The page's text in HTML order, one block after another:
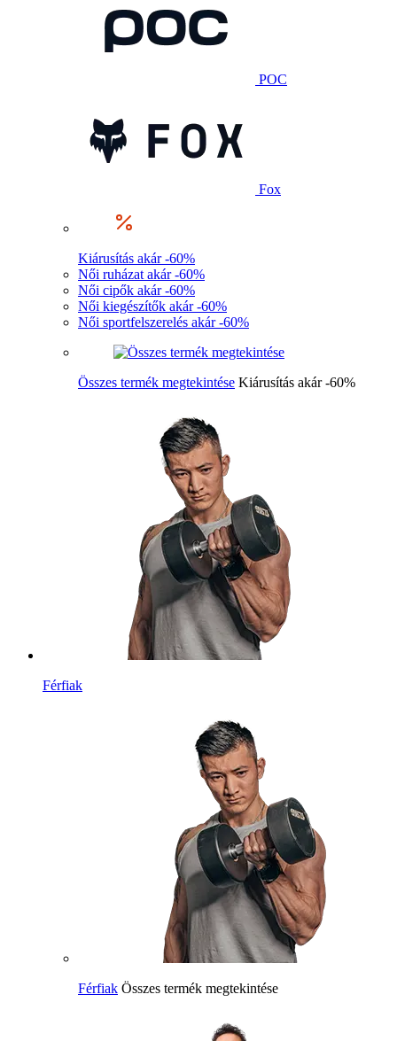
POC
Fox
Kiárusítás akár -60%
Női ruházat akár -60%
Női cipők akár -60%
Női kiegészítők akár -60%
Női sportfelszerelés akár -60%
Összes termék megtekintése Kiárusítás akár -60%
Férfiak
Férfiak Összes termék megtekintése